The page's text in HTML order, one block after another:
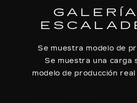
Se muestra modelo de
Se muestra una carga
modelo de producción